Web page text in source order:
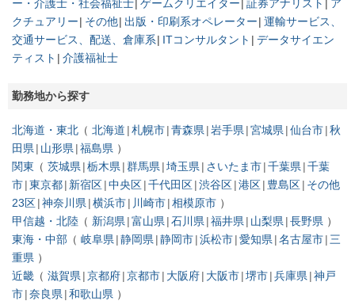
ー・介護士・社会福祉士 ゲームクリエイター 証券アナリスト
ア
クチュアリー
その他 出版・印刷系オペレーター 運輸サービス、
交通サービス、配送、倉庫系
ITコンサルタント
データサイエン
ティスト
介護福祉士
勤務地から探す
北海道・東北 北海道 札幌市 青森県 岩手県 宮城県 仙台市 秋
田県
山形県 福島県
関東
茨城県 栃木県 群馬県 埼玉県 さいたま市 千葉県 千葉
市 東京都 新宿区 中央区 千代田区 渋谷区 港区 豊島区 その他
23区 神奈川県 横浜市 川崎市 相模原市
甲信越・北陸
新潟県 富山県 石川県 福井県 山梨県 長野県
東海・中部
岐阜県 静岡県 静岡市 浜松市 愛知県 名古屋市 三
重県
近畿
滋賀県 京都府 京都市 大阪府 大阪市 堺市 兵庫県 神戸
市 奈良県 和歌山県